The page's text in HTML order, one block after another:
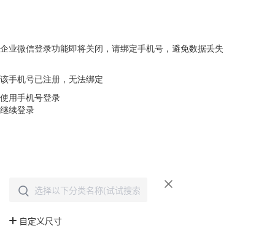
企业微信登录功能即将关闭，请绑定手机号，避免数据丢失
该手机号已注册，无法绑定
使用手机号登录
继续登录